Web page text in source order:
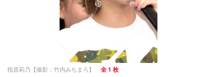
指原莉乃【撮影：竹内みちまろ】 全 1 枚